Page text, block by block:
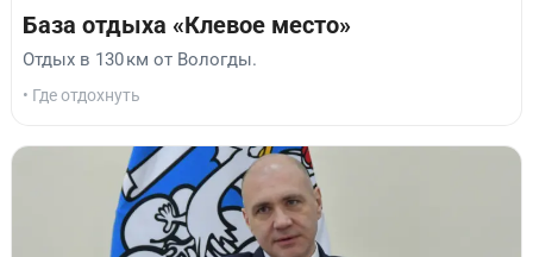
База отдыха «Клевое место»
Отдых в 130 км от Вологды.
• Где отдохнуть